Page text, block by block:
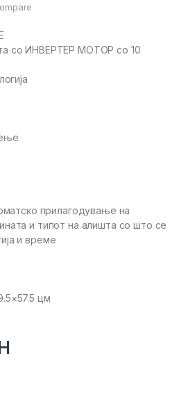
со ИНВЕРТЕР МОТОР со 10
прилагодување на
и типот на алишта со што се
и време
цм